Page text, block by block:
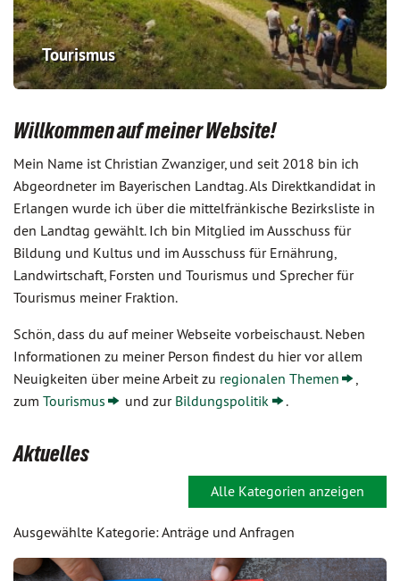
Tourismus
Willkommen auf meiner Website!
Mein Name ist Christian Zwanziger, und seit 2018 bin ich
Abgeordneter im Bayerischen Landtag. Als Direktkandidat in
Erlangen wurde ich über die mittelfränkische Bezirksliste in
den Landtag gewählt. Ich bin Mitglied im Ausschuss für
Bildung und Kultus und im Ausschuss für Ernährung,
Landwirtschaft, Forsten und Tourismus und Sprecher für
Tourismus meiner Fraktion.
Schön, dass du auf meiner Webseite vorbeischaust. Neben
Informationen zu meiner Person findest du hier vor allem
Neuigkeiten über meine Arbeit zu regionalen Themen
zum Tourismus und zur Bildungspolitik .
Aktuelles
Alle Kategorien anzeigen
Ausgewählte Kategorie: Anträge und Anfragen